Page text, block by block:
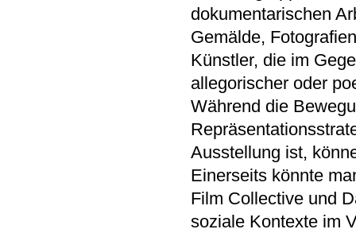
dokumentarischen
Gemälde,
Künstler, die im
allegorischer oder
Während die
Ausstellung ist,
Einerseits könnte
Film Collective und
soziale Kontexte im